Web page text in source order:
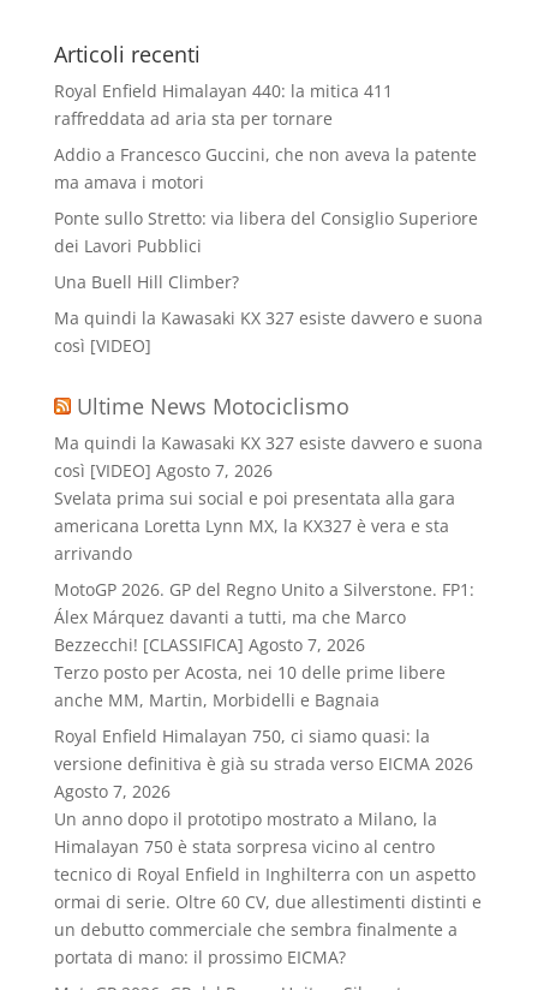
Articoli recenti
Royal Enfield Himalayan 440: la mitica 411
raffreddata ad aria sta per tornare
Addio a Francesco Guccini, che non aveva la patente
ma amava i motori
Ponte sullo Stretto: via libera del Consiglio Superiore
dei Lavori Pubblici
Una Buell Hill Climber?
Ma quindi la Kawasaki KX 327 esiste davvero e suona
così [VIDEO]
Ultime News Motociclismo
Ma quindi la Kawasaki KX 327 esiste davvero e suona
così [VIDEO] Agosto 7, 2026
Svelata prima sui social e poi presentata alla gara
americana Loretta Lynn MX, la KX327 è vera e sta
arrivando
MotoGP 2026. GP del Regno Unito a Silverstone. FP1:
Álex Márquez davanti a tutti, ma che Marco
Bezzecchi! [CLASSIFICA] Agosto 7, 2026
Terzo posto per Acosta, nei 10 delle prime libere
anche MM, Martin, Morbidelli e Bagnaia
Royal Enfield Himalayan 750, ci siamo quasi: la
versione definitiva è già su strada verso EICMA 2026
Agosto 7, 2026
Un anno dopo il prototipo mostrato a Milano, la
Himalayan 750 è stata sorpresa vicino al centro
tecnico di Royal Enfield in Inghilterra con un aspetto
ormai di serie. Oltre 60 CV, due allestimenti distinti e
un debutto commerciale che sembra finalmente a
portata di mano: il prossimo EICMA?